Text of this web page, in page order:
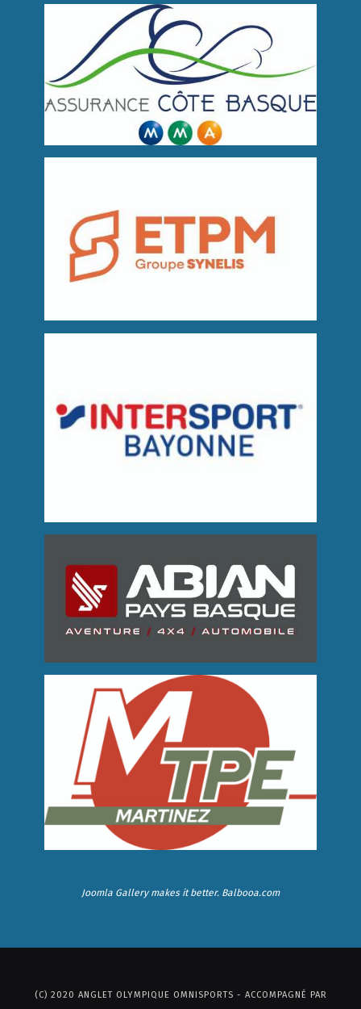
Joomla Gallerymakes it better. Balbooa.com
(C) 2020 ANGLET OLYMPIQUE OMNISPORTS - ACCOMPAGNÉ PAR